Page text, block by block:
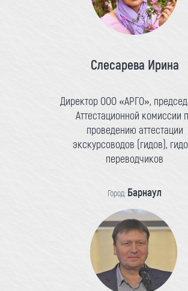
Слесарева Ирина
Директор ООО «АРГО»,
Аттестационной комиссии
проведению аттестации
экскурсоводов (гидов),
переводчиков
Город: Барнаул